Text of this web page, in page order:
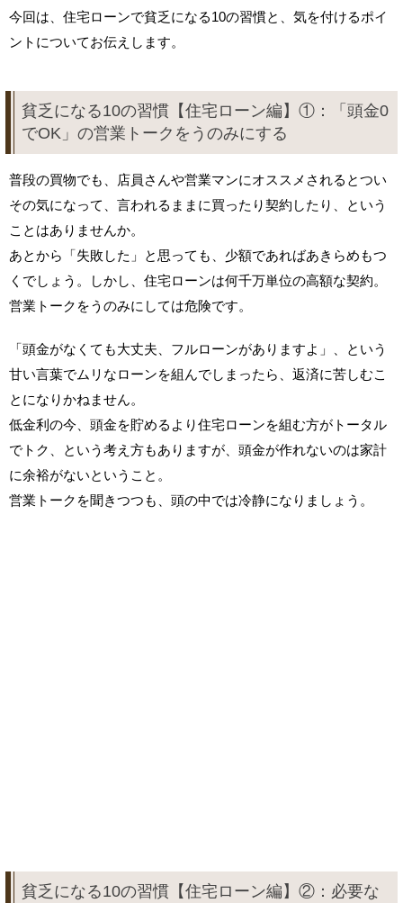
今回は、住宅ローンで貧乏になる10の習慣と、気を付けるポイ
ントについてお伝えします。
貧乏になる10の習慣【住宅ローン編】①：「頭金0
でOK」の営業トークをうのみにする
普段の買物でも、店員さんや営業マンにオススメされるとつい
その気になって、言われるままに買ったり契約したり、という
ことはありませんか。
あとから「失敗した」と思っても、少額であればあきらめもつ
くでしょう。しかし、住宅ローンは何千万単位の高額な契約。
営業トークをうのみにしては危険です。
「頭金がなくても大丈夫、フルローンがありますよ」、という
甘い言葉でムリなローンを組んでしまったら、返済に苦しむこ
とになりかねません。
低金利の今、頭金を貯めるより住宅ローンを組む方がトータル
でトク、という考え方もありますが、頭金が作れないのは家計
に余裕がないということ。
営業トークを聞きつつも、頭の中では冷静になりましょう。
貧乏になる10の習慣【住宅ローン編】②：必要な